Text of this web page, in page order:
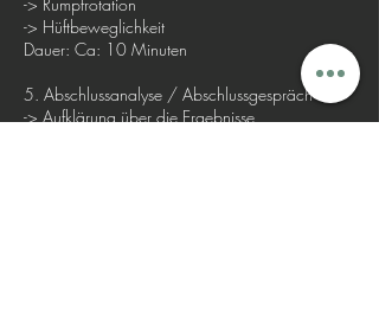
-> Hüftbeweglichkeit
Dauer: Ca: 10 Minuten
5. Abschlussanalyse / Abschlussgespräch
-> Aufklärung über die Ergebnisse